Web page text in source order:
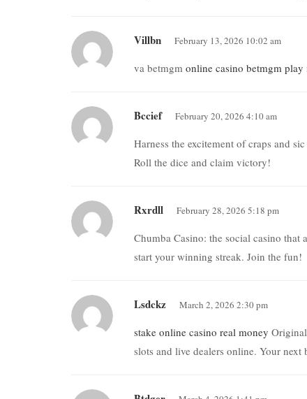
Villbn February 13, 2026 10:02 am
va betmgm online casino betmgm play
Bccief February 20, 2026 4:10 am
Harness the excitement of craps and
Roll the dice and claim victory!
Rxrdll February 28, 2026 5:18 pm
Chumba Casino: the social casino that
start your winning streak. Join the fun!
Lsdckz March 2, 2026 2:30 pm
stake online casino real money
slots and live dealers online. Your